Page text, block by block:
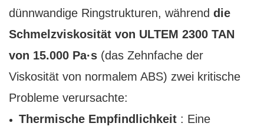
dünnwandige Ringstrukturen, während die
Schmelzviskosität von ULTEM 2300 TAN
von 15.000 Pa·s (das Zehnfache der
Viskosität von normalem ABS) zwei kritische
Probleme verursachte:
Thermische Empfindlichkeit: Eine